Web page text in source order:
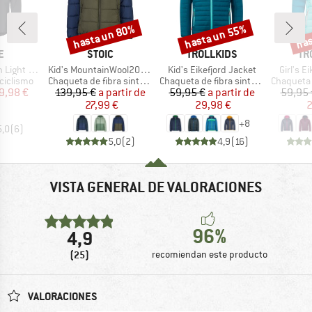
Jacket
reducido
€
(6)
MARCA
STOIC
Artículo
Kid's MountainWool200 Strobo Hoody
Product group
Chaqueta de fibra sintética
Precio
139,95 € Precio reducido
a partir de
27,99 €
5,0(2)
Descuento
hasta un 80%
MARCA
TROLLKIDS
Artículo
Kid's Eikefjord Jacket
Product group
Chaqueta de fibra sintética
Precio
59,95 € Precio reducido
a partir de
29,98 €
+8
4,9(16)
Descuento
hasta un 55%
Artículo
Girl's
Product
Chaqueta
59,95
VISTA GENERAL DE VALORACIONES
4,9
(25)
96%
recomiendan este producto
VALORACIONES